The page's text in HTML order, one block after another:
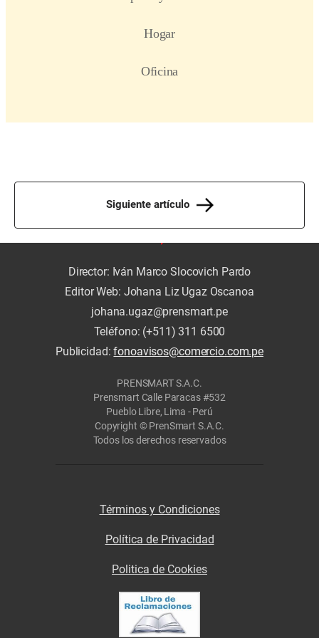
Siguiente artículo
Director: Iván Marco Slocovich Pardo
Editor Web: Johana Liz Ugaz Oscanoa
johana.ugaz@prensmart.pe
Teléfono: (+511) 311 6500
Publicidad:fonoavisos@comercio.com.pe
PRENSMART S.A.C.
Prensmart Calle Paracas #532
Pueblo Libre, Lima - Perú
Copyright © PrenSmart S.A.C.
Todos los derechos reservados
Términos y Condiciones
Política de Privacidad
Politica de Cookies